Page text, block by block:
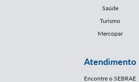
Saúde
Turismo
Mercopar
Atendimento
Encontre o SEBRAE